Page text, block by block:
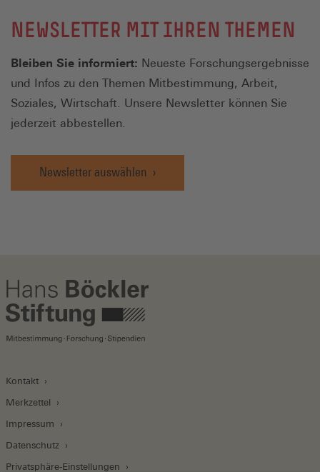
NEWSLETTER MIT IHREN THEMEN
Bleiben Sie informiert: Neueste Forschungsergebnisse
und Infos zu den Themen Mitbestimmung, Arbeit,
Soziales, Wirtschaft. Unsere Newsletter können Sie
jederzeit abbestellen.
Newsletter auswählen
Kontakt
Merkzettel
Impressum
Datenschutz
Privatsphäre-Einstellungen